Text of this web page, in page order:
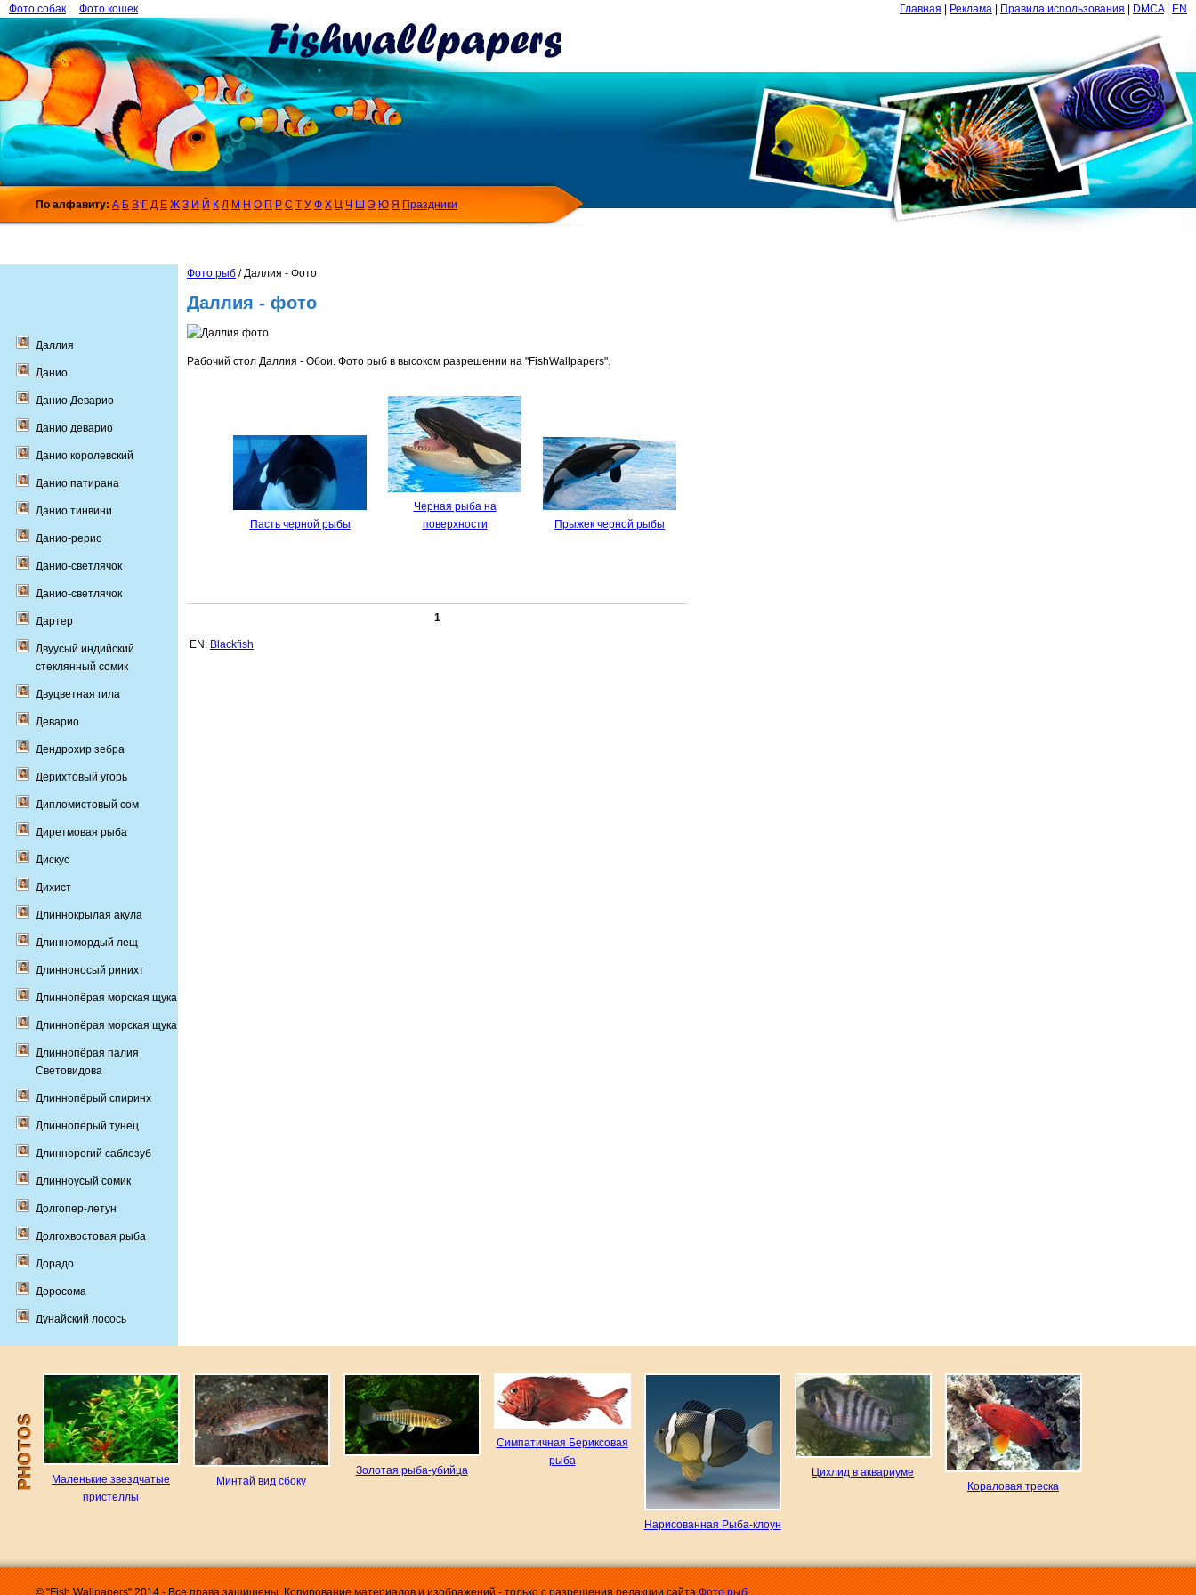
Главная Реклама Правила использования DMCA EN
Фото собак Фото кошек
По алфавиту: А Б В Г Д Е Ж З И Й К Л М Н О П Р С Т У Ф Х Ц Ч Ш Э Ю Я Праздники
Фото рыб / Даллия - Фото
Даллия - фото
Рабочий стол Даллия - Обои. Фото рыб в высоком разрешении на "FishWallpapers".
Пасть черной рыбы
Черная рыба на
поверхности
Прыжек черной рыбы
1
EN: Blackfish
Даллия
Данио
Данио Деварио
Данио деварио
Данио королевский
Данио патирана
Данио тинвини
Данио-рерио
Данио-светлячок
Данио-светлячок
Дартер
Двуусый индийский
стеклянный сомик
Двуцветная гила
Деварио
Дендрохир зебра
Дерихтовый угорь
Дипломистовый сом
Диретмовая рыба
Дискус
Дихист
Длиннокрылая акула
Длинномордый лещ
Длинноносый ринихт
Длиннопёрая морская щука
Длиннопёрая морская щука
Длиннопёрая палия
Световидова
Длиннопёрый спиринх
Длинноперый тунец
Длиннорогий саблезуб
Длинноусый сомик
Долгопер-летун
Долгохвостовая рыба
Дорадо
Доросома
Дунайский лосось
Маленькие звездчатые
пристеллы
Минтай вид сбоку
Золотая рыба-убийца
Симпатичная Бериксовая
рыба
Нарисованная Рыба-клоун
Цихлид в аквариуме
Кораловая треска
© "Fish Wallpapers" 2014 - Все права защищены. Копирование материалов и изображений - только с разрешения редакции сайтаФото рыб.